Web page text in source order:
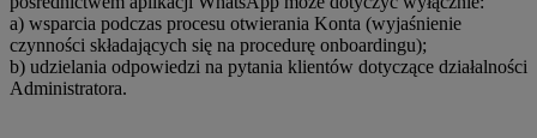
a) wsparcia podczas procesu otwierania Konta (wyjaśnienie
czynności składających się na procedurę onboardingu);
b) udzielania odpowiedzi na pytania klientów dotyczące działalności
Administratora.